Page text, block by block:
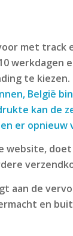
met
werkdagen
te
België
kan de
er
aan de
en